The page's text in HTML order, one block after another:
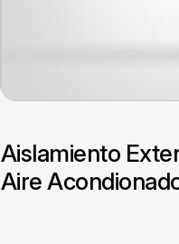
Aislamiento
Aire